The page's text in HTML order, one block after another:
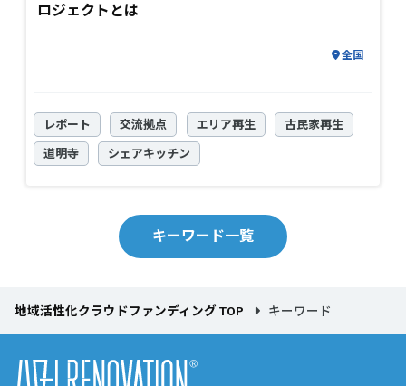
ロジェクトとは
全国
レポート 交流拠点 エリア再生 古民家再生
道明寺 シェアキッチン
キーワード一覧
地域活性化クラウドファンディング TOP キーワード